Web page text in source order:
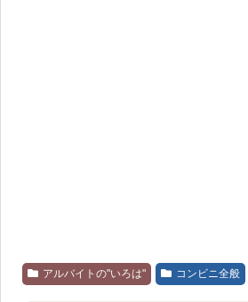
アルバイトの"いろは" コンビニ全般